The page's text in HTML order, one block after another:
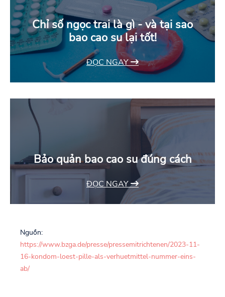
Chỉ số ngọc trai là gì - và tại sao
bao cao su lại tốt!
ĐỌC NGAY
Bảo quản bao cao su đúng cách
ĐỌC NGAY
Nguồn:
https://www.bzga.de/presse/pressemitrichtenen/2023-11-
16-kondom-loest-pille-als-verhuetmittel-nummer-eins-
ab/